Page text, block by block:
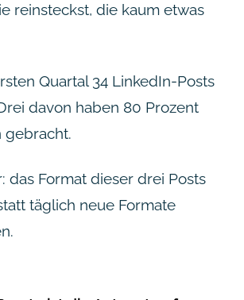
reinsteckst, die kaum etwas
Quartal 34 LinkedIn-Posts
davon haben 80 Prozent
gebracht.
das Format dieser drei Posts
täglich neue Formate